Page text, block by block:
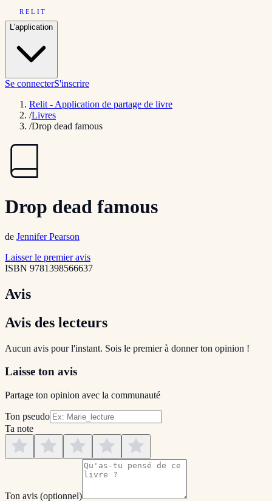
RELIT
L'application
Se connecterS'inscrire
Relit - Application de partage de livre
/Livres
/Drop dead famous
Drop dead famous
de Jennifer Pearson
Laisser le premier avis
ISBN 9781398566637
Avis
Avis des lecteurs
Aucun avis pour l'instant. Sois le premier à donner ton opinion !
Laisse ton avis
Partage ton opinion avec la communauté
Ton pseudo
Ta note
Ton avis (optionnel)